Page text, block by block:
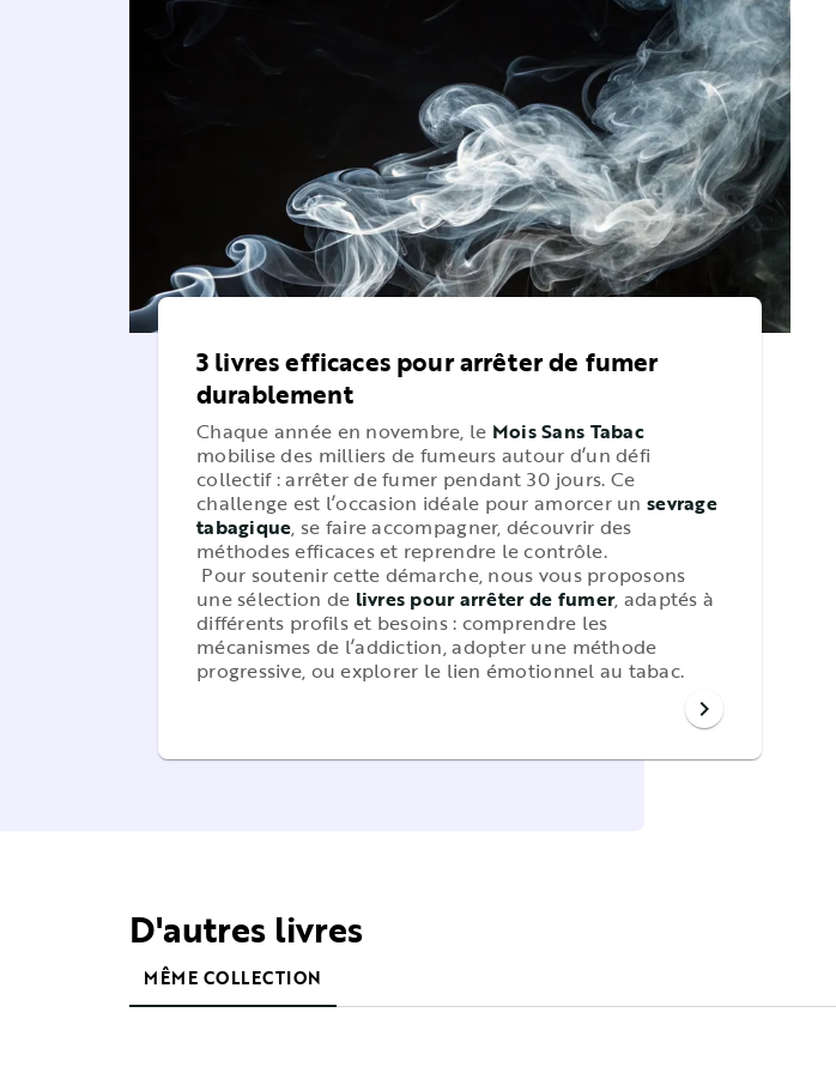
3 livres efficaces pour arrêter de fumer
durablement
Chaque année en novembre, le Mois Sans Tabac
mobilise des milliers de fumeurs autour d’un défi
collectif : arrêter de fumer pendant 30 jours. Ce
challenge est l’occasion idéale pour amorcer un sevrage
tabagique, se faire accompagner, découvrir des
méthodes efficaces et reprendre le contrôle.
Pour soutenir cette démarche, nous vous proposons
une sélection de livres pour arrêter de fumer, adaptés à
différents profils et besoins : comprendre les
mécanismes de l’addiction, adopter une méthode
progressive, ou explorer le lien émotionnel au tabac.
chevron_right
D'autres livres
MÊME COLLECTION